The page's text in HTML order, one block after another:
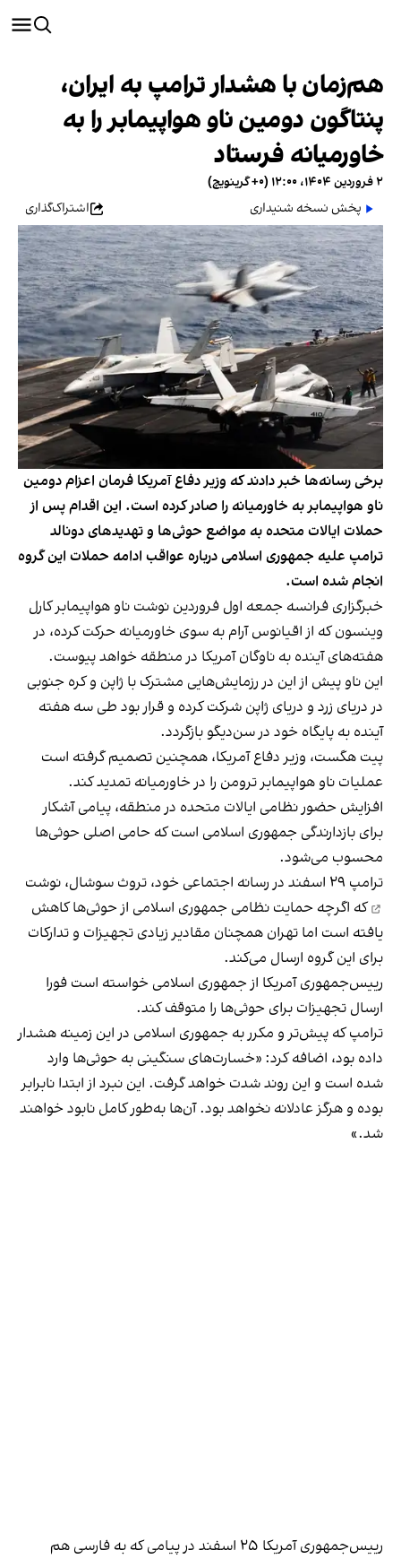
هم‌زمان با هشدار ترامپ به ایران،
پنتاگون دومین ناو هواپیمابر را به
خاورمیانه فرستاد
۲ فروردین ۱۴۰۴، ۱۲:۰۰ (‎+۰ گرینویچ)
پخش نسخه شنیداری
اشتراک‌گذاری
برخی رسانه‌ها خبر دادند که وزیر دفاع آمریکا فرمان اعزام دومین
ناو هواپیمابر به خاورمیانه را صادر کرده است. این اقدام پس از
حملات ایالات متحده به مواضع حوثی‌ها و تهدیدهای دونالد
ترامپ علیه جمهوری اسلامی درباره عواقب ادامه حملات این گروه
انجام شده است.
خبرگزاری فرانسه جمعه اول فروردین نوشت ناو هواپیمابر کارل
وینسون که از اقیانوس آرام به سوی خاورمیانه حرکت کرده، در
هفته‌های آینده به ناوگان آمریکا در منطقه خواهد پیوست.
این ناو پیش از این در رزمایش‌هایی مشترک با ژاپن و کره جنوبی
در دریای زرد و دریای ژاپن شرکت کرده و قرار بود طی سه هفته
آینده به پایگاه خود در سن‌دیگو بازگردد.
پیت هگست، وزیر دفاع آمریکا، همچنین تصمیم گرفته است
عملیات ناو هواپیمابر ترومن را در خاورمیانه تمدید کند.
افزایش حضور نظامی ایالات متحده در منطقه، پیامی آشکار
برای بازدارندگی جمهوری اسلامی است که حامی اصلی حوثی‌ها
محسوب می‌شود.
ترامپ ۲۹ اسفند در رسانه اجتماعی خود، تروث سوشال،
نوشت
که اگرچه حمایت نظامی جمهوری اسلامی از حوثی‌ها کاهش
یافته است اما تهران همچنان مقادیر زیادی تجهیزات و تدارکات
برای این گروه ارسال می‌کند.
رییس‌جمهوری آمریکا از جمهوری اسلامی خواسته است فورا
ارسال تجهیزات برای حوثی‌ها را متوقف کند.
ترامپ که پیش‌تر و مکرر به جمهوری اسلامی در این زمینه هشدار
داده بود، اضافه کرد: «خسارت‌های سنگینی به حوثی‌ها وارد
شده است و این روند شدت خواهد گرفت. این نبرد از ابتدا نابرابر
بوده و هرگز عادلانه نخواهد بود. آن‌ها به‌طور کامل نابود خواهند
شد.»
رییس‌جمهوری آمریکا ۲۵ اسفند در پیامی که به فارسی هم